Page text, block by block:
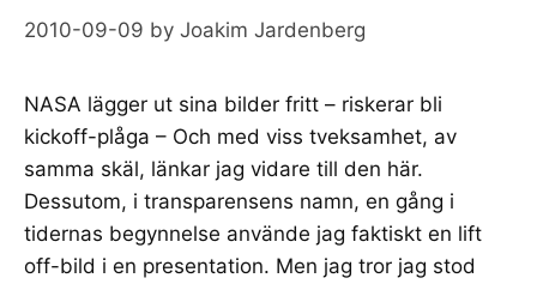
2010-09-09 by Joakim Jardenberg
NASA lägger ut sina bilder fritt – riskerar bli
kickoff-plåga – Och med viss tveksamhet, av
samma skäl, länkar jag vidare till den här.
Dessutom, i transparensens namn, en gång i
tidernas begynnelse använde jag faktiskt en lift
off-bild i en presentation. Men jag tror jag stod